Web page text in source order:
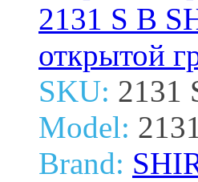
2131 S B
открытой
SKU: 2131
Model:
Brand: